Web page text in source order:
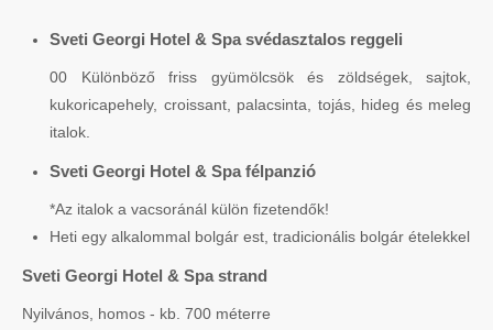
Sveti Georgi Hotel & Spa svédasztalos reggeli
00 Különböző friss gyümölcsök és zöldségek, sajtok,
kukoricapehely, croissant, palacsinta, tojás, hideg és meleg
italok.
Sveti Georgi Hotel & Spa félpanzió
*Az italok a vacsoránál külön fizetendők!
Heti egy alkalommal bolgár est, tradicionális bolgár ételekkel
Sveti Georgi Hotel & Spa strand
Nyilvános, homos - kb. 700 méterre